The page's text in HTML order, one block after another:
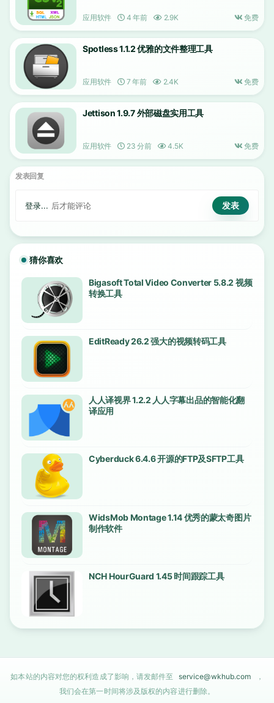
应用软件 4 年前 2.9K 免费
Spotless 1.1.2 优雅的文件整理工具
应用软件 7 年前 2.4K 免费
Jettison 1.9.7 外部磁盘实用工具
应用软件 23 分前 4.5K 免费
发表回复
登录... 后才能评论
猜你喜欢
Bigasoft Total Video Converter 5.8.2 视频
转换工具
EditReady 26.2 强大的视频转码工具
人人译视界 1.2.2 人人字幕出品的智能化翻
译应用
Cyberduck 6.4.6 开源的FTP及SFTP工具
WidsMob Montage 1.14 优秀的蒙太奇图片
制作软件
NCH HourGuard 1.45 时间跟踪工具
如本站的内容对您的权利造成了影响，请发邮件至 service@wkhub.com
，
我们会在第一时间将涉及版权的内容进行删除。